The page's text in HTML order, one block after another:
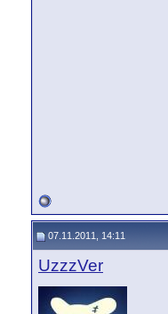
07.11.2011, 14:11
UzzzVer